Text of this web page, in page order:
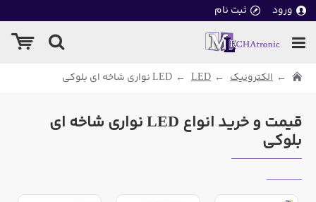
ورود ثبت نام
الکترونیک LED LED نواری شاخه ای بلوکی
قیمت و خرید انواع LED نواری شاخه ای
بلوکی